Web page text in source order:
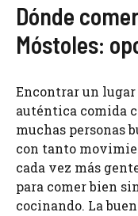
Dónde
Móstoles:
Encontrar un lugar
auténtica comida
muchas personas
con tanto
cada vez más
para comer bien
cocinando. La